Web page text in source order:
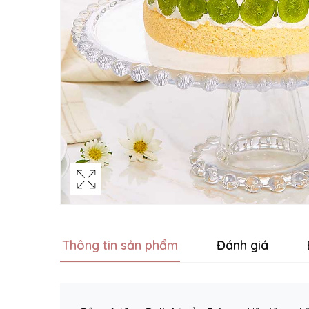
Thông tin sản phẩm Đánh giá